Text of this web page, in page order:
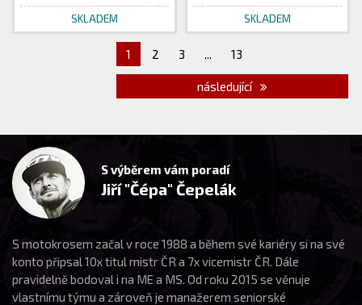
SKLADEM SKLADEM
1 2 3 ... 13
následující
S výběrem vám poradí
Jiří "Čépa" Čepelák
S motokrosem začal v roce 1988 a během své kariéry si na své
konto připsal 10x titul mistr ČR a 7x vicemistr ČR. Dále
pravidelně bodoval i na ME a MS. Od roku 2015 se věnuje
vlastnímu týmu a zároveň je manažerem seniorské